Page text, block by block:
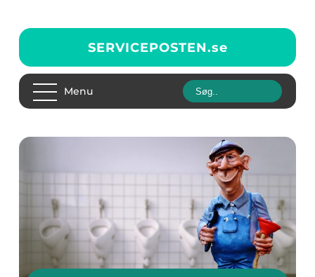
SERVICEPOSTEN.se
Menu